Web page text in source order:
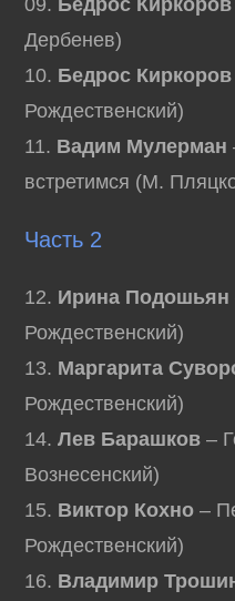
09. Бедрос Киркоров
Дербенев)
10. Бедрос Киркоров
Рождественский)
11. Вадим Мулерман
встретимся (М.
Часть 2
12. Ирина Подошьян
Рождественский)
13. Маргарита
Рождественский)
14.Лев Барашков –
Вознесенский)
15. Виктор Кохно –
Рождественский)
16. Владимир